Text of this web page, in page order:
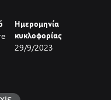
Ημερομηνία
κυκλοφορίας
29/9/2023